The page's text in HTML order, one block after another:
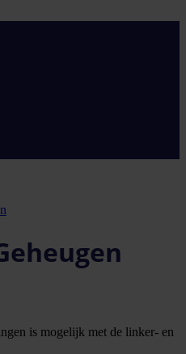
is mogelijk met de linker- en